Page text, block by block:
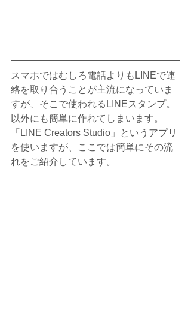
スマホではむしろ電話よりもLINEで連
絡を取り合うことが主流になっていま
すが、そこで使われるLINEスタンプ。
以外にも簡単に作れてしまいます。
「LINE Creators Studio」というアプリ
を使いますが、ここでは簡単にその流
れをご紹介しています。